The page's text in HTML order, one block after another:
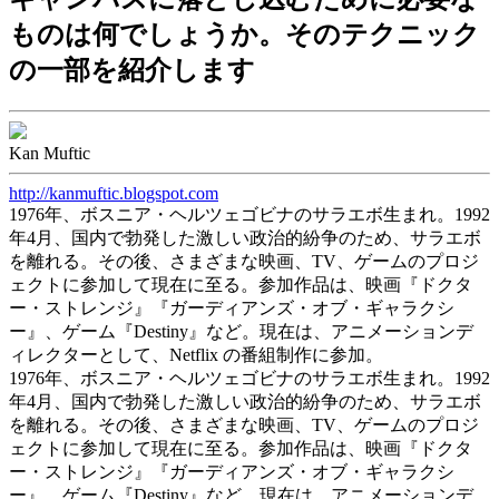
ものは何でしょうか。そのテクニック
の一部を紹介します
Kan Muftic
http://kanmuftic.blogspot.com
1976年、ボスニア・ヘルツェゴビナのサラエボ生まれ。1992
年4月、国内で勃発した激しい政治的紛争のため、サラエボ
を離れる。その後、さまざまな映画、TV、ゲームのプロジ
ェクトに参加して現在に至る。参加作品は、映画『ドクタ
ー・ストレンジ』『ガーディアンズ・オブ・ギャラクシ
ー』、ゲーム『Destiny』など。現在は、アニメーションデ
ィレクターとして、Netflix の番組制作に参加。
1976年、ボスニア・ヘルツェゴビナのサラエボ生まれ。1992
年4月、国内で勃発した激しい政治的紛争のため、サラエボ
を離れる。その後、さまざまな映画、TV、ゲームのプロジ
ェクトに参加して現在に至る。参加作品は、映画『ドクタ
ー・ストレンジ』『ガーディアンズ・オブ・ギャラクシ
ー』、ゲーム『Destiny』など。現在は、アニメーションデ